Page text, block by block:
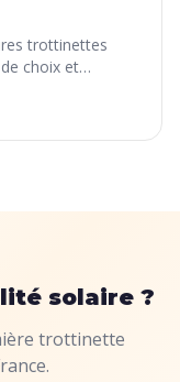
trottinettes
choix et
solaire ?
trottinette